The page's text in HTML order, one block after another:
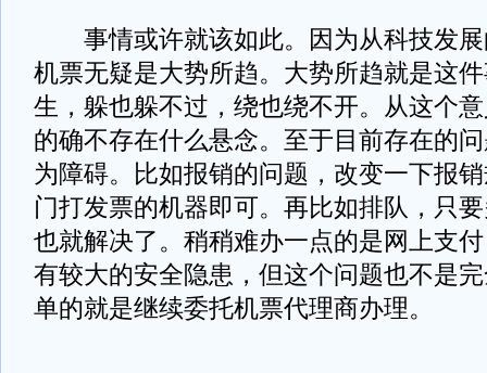
事情或许就该如此。因为从科技发展
机票无疑是大势所趋。大势所趋就是这
生，躲也躲不过，绕也绕不开。从这个
的确不存在什么悬念。至于目前存在的
为障碍。比如报销的问题，改变一下报
门打发票的机器即可。再比如排队，只
也就解决了。稍稍难办一点的是网上支
有较大的安全隐患，但这个问题也不是
单的就是继续委托机票代理商办理。